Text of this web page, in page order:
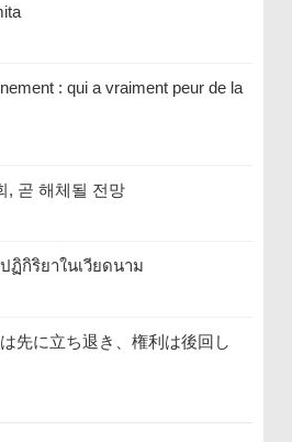
: qui a vraiment peur de la
, 곧 해체될 전망
ฏิกิริยาในเวียดนาม
先に立ち退き、権利は後回し